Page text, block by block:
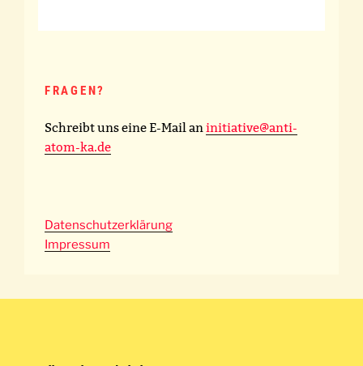
FRAGEN?
Schreibt uns eine E-Mail an initiative@anti-
atom-ka.de
Datenschutzerklärung
Impressum